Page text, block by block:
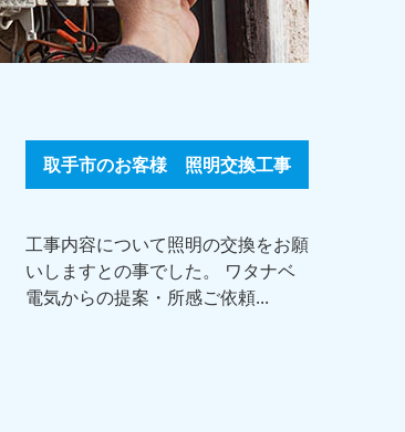
取手市のお客様 照明交換工事
工事内容について照明の交換をお願
いしますとの事でした。 ワタナベ
電気からの提案・所感ご依頼...